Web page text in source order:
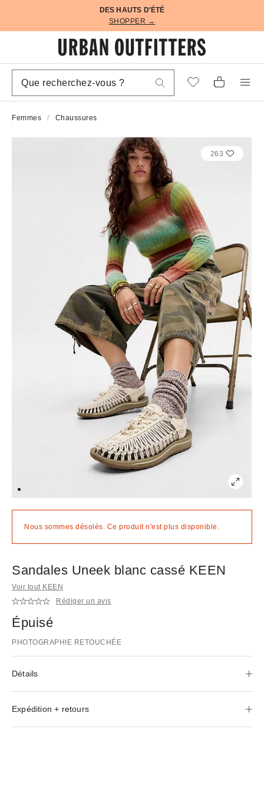
DES HAUTS D'ÉTÉ
SHOPPER →
Femmes Chaussures
263
Nous sommes désolés. Ce produit n'est plus disponible.
Sandales Uneek blanc cassé KEEN
Voir tout KEEN
Rédiger un avis
Épuisé
PHOTOGRAPHIE RETOUCHÉE
Détails
Expédition + retours